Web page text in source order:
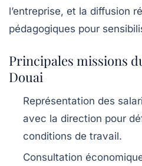
l’entreprise, et la diffusion
pédagogiques pour
Principales missions
Douai
Représentation des
avec la direction pour
conditions de travail.
Consultation